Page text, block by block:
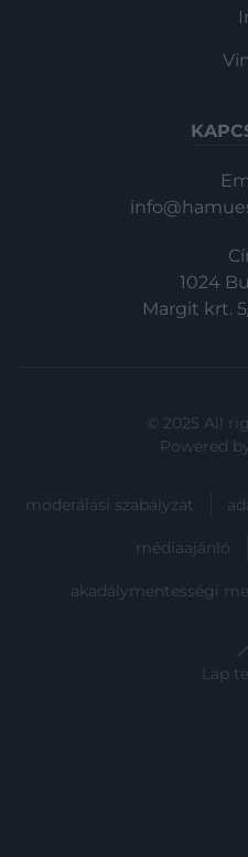
1024
Margit krt.
© 2025 All
Powered
moderálási szabályzat
médiaajánló
akadálymentességi
Lap